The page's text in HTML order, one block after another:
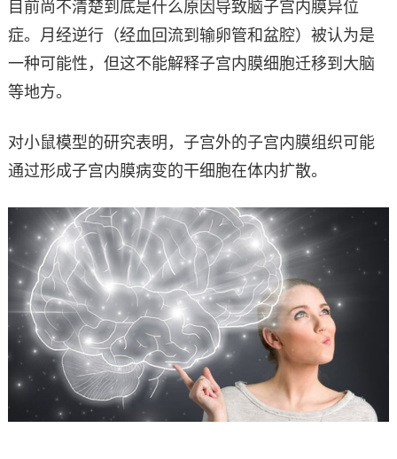
目前尚不清楚到底是什么原因导致脑子宫内膜异位
症。月经逆行（经血回流到输卵管和盆腔）被认为是
一种可能性，但这不能解释子宫内膜细胞迁移到大脑
等地方。
对小鼠模型的研究表明，子宫外的子宫内膜组织可能
通过形成子宫内膜病变的干细胞在体内扩散。